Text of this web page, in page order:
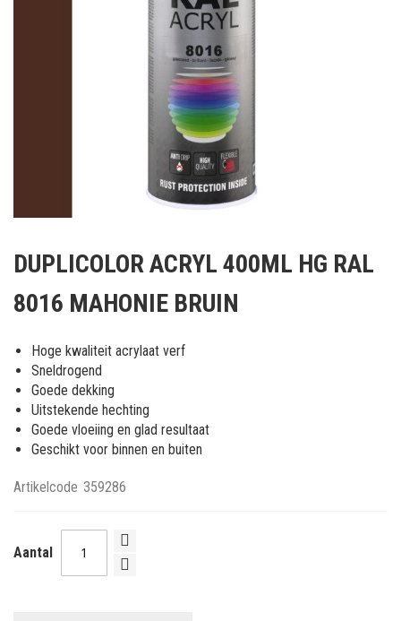
het
van
afbeeldingen-
gallerij
DUPLICOLOR ACRYL 400ML HG RAL
8016 MAHONIE BRUIN
Hoge kwaliteit acrylaat verf
Sneldrogend
Goede dekking
Uitstekende hechting
Goede vloeiing en glad resultaat
Geschikt voor binnen en buiten
Artikelcode 359286
Aantal